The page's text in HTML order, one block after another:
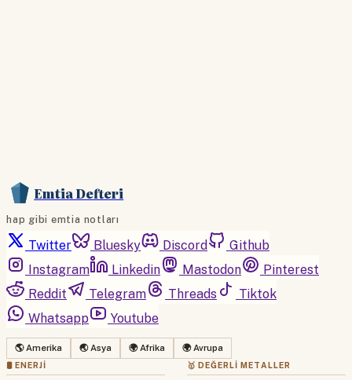
Emtia Defteri
hap gibi emtia notları
Twitter Bluesky Discord
Github
Instagram
Linkedin Mastodon
Pinterest
Reddit
Telegram Threads
Tiktok
Whatsapp
Youtube
🌎 Amerika 🌏 Asya 🌍 Afrika 🌍 Avrupa
🛢 ENERJI 🥇 DEĞERLI METALLER